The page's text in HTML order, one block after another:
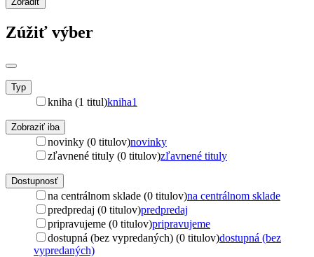
Zúžiť výber
Typ
kniha (1 titul)kniha1
Zobraziť iba
novinky (0 titulov)novinky
zľavnené tituly (0 titulov)zľavnené tituly
Dostupnosť
na centrálnom sklade (0 titulov)na centrálnom sklade
predpredaj (0 titulov)predpredaj
pripravujeme (0 titulov)pripravujeme
dostupná (bez vypredaných) (0 titulov)dostupná (bez
vypredaných)